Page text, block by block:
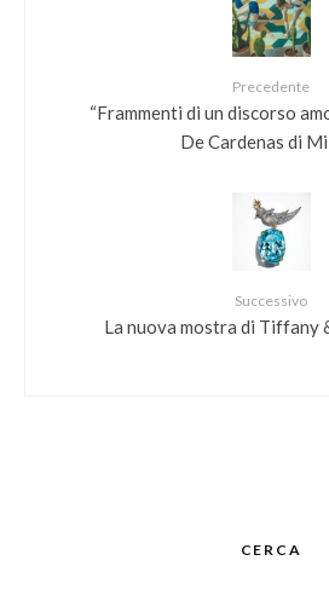
Precedente
“Frammenti di un discorso
De Cardenas di
Successivo
La nuova mostra di Tiffany
CERCA